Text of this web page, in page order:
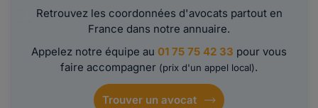
Retrouvez les coordonnées d'avocats partout en
France dans notre annuaire.
Appelez notre équipe au 01 75 75 42 33 pour vous
faire accompagner (prix d'un appel local).
Trouver un avocat